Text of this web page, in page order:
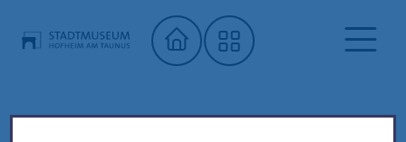
Startseite"